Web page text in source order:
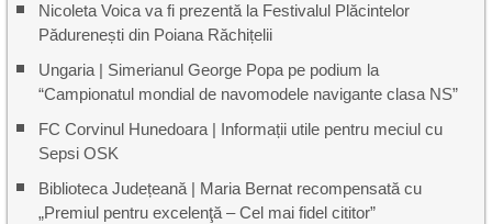
Nicoleta Voica va fi prezentă la Festivalul Plăcintelor
Pădurenești din Poiana Răchițelii
Ungaria | Simerianul George Popa pe podium la
“Campionatul mondial de navomodele navigante clasa NS”
FC Corvinul Hunedoara | Informații utile pentru meciul cu
Sepsi OSK
Biblioteca Județeană | Maria Bernat recompensată cu
„Premiul pentru excelenţă – Cel mai fidel cititor”